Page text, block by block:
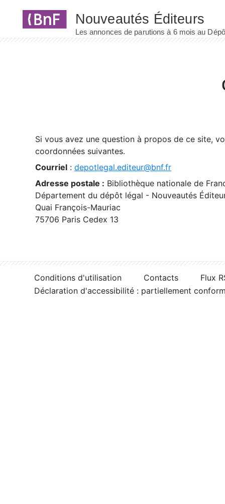
Si vous avez une question à propos de ce site,
coordonnées suivantes.
Courriel : depotlegal.editeur@bnf.fr
Adresse postale : Bibliothèque nationale de
Département du dépôt légal - Nouveautés
Quai François-Mauriac
75706 Paris Cedex 13
Conditions d'utilisation Contacts
Flux
Déclaration d'accessibilité : partiellement